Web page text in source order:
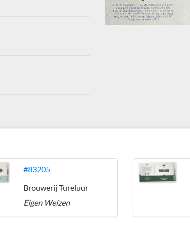
#83205
Brouwerij Tureluur
Eigen Weizen